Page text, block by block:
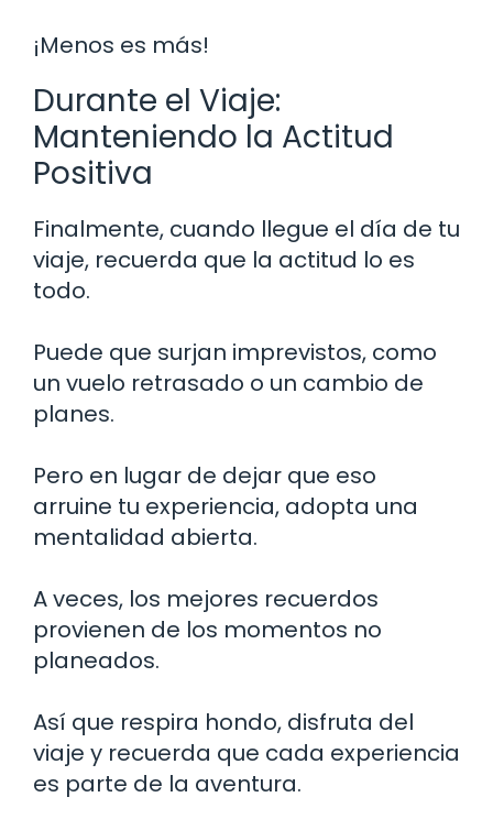
¡Menos es más!
Durante el Viaje:
Manteniendo la Actitud
Positiva
Finalmente, cuando llegue el día de tu
viaje, recuerda que la actitud lo es
todo.
Puede que surjan imprevistos, como
un vuelo retrasado o un cambio de
planes.
Pero en lugar de dejar que eso
arruine tu experiencia, adopta una
mentalidad abierta.
A veces, los mejores recuerdos
provienen de los momentos no
planeados.
Así que respira hondo, disfruta del
viaje y recuerda que cada experiencia
es parte de la aventura.